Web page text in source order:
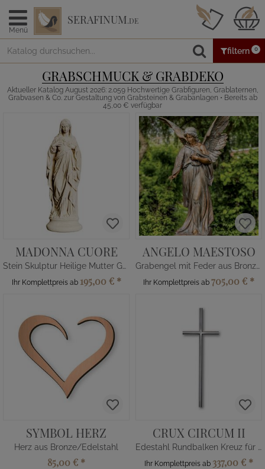
Menü
SERAFINUM.DE
filtern 0
GRABSCHMUCK & GRABDEKO
Aktueller Katalog August 2026: 2.059 Hochwertige Grabfiguren, Grablaternen,
Grabvasen & Co. zur Gestaltung von Grabsteinen & Grabanlagen • Bereits ab
45,00 € verfügbar
MADONNA CUORE
Stein Skulptur Heilige Mutter Gottes mit Herz
Ihr Komplettpreis ab 195,00 € *
ANGELO MAESTOSO
Grabengel mit Feder aus Bronze - groß
Ihr Komplettpreis ab 705,00 € *
SYMBOL HERZ
Herz aus Bronze/Edelstahl
85,00 € *
CRUX CIRCUM II
Edestahl Rundbalken Kreuz für Grab
Ihr Komplettpreis ab 337,00 € *